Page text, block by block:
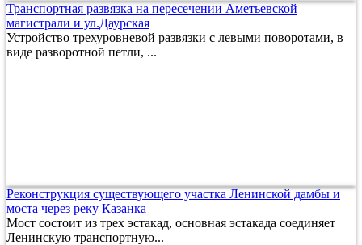
Транспортная развязка на пересечении Аметьевской
магистрали и ул.Даурская
Устройство трехуровневой развязки с левыми поворотами, в
виде разворотной петли, ...
Реконструкция существующего участка Ленинской дамбы и
моста через реку Казанка
Мост состоит из трех эстакад, основная эстакада соединяет
Ленинскую транспортную...